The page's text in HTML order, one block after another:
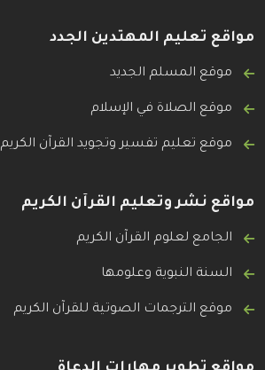
مواقع تعليم المهتدين الجدد
موقع المسلم الجديد
موقع الصلاة في الإسلام
موقع تعليم تفسير وتجويد القرآن الكريم
مواقع نشر وتعليم القرآن الكريم
الجامع لعلوم القرآن الكريم
السنة النبوية وعلومها
موقع الترجمات الصوتية للقرآن الكريم